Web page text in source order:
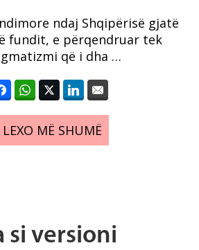
ndaj Shqipërisë gjatë
fundit, e përqendruar tek
që i dha …
LEXO MË SHUMË
si versioni